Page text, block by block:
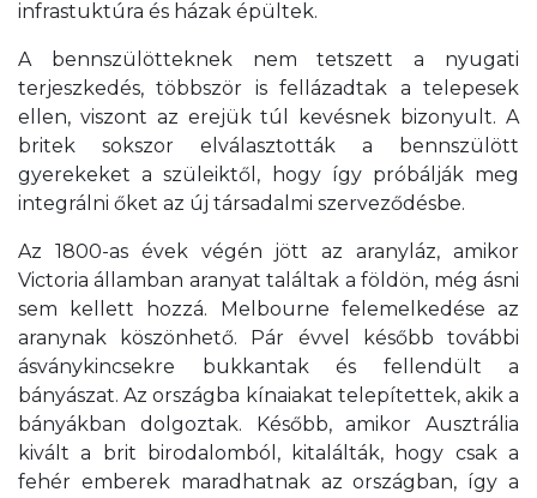
infrastuktúra és házak épültek.
A bennszülötteknek nem tetszett a nyugati
terjeszkedés, többször is fellázadtak a telepesek
ellen, viszont az erejük túl kevésnek bizonyult. A
britek sokszor elválasztották a bennszülött
gyerekeket a szüleiktől, hogy így próbálják meg
integrálni őket az új társadalmi szerveződésbe.
Az 1800-as évek végén jött az aranyláz, amikor
Victoria államban aranyat találtak a földön, még ásni
sem kellett hozzá. Melbourne felemelkedése az
aranynak köszönhető. Pár évvel később további
ásványkincsekre bukkantak és fellendült a
bányászat. Az országba kínaiakat telepítettek, akik a
bányákban dolgoztak. Később, amikor Ausztrália
kivált a brit birodalomból, kitalálták, hogy csak a
fehér emberek maradhatnak az országban, így a